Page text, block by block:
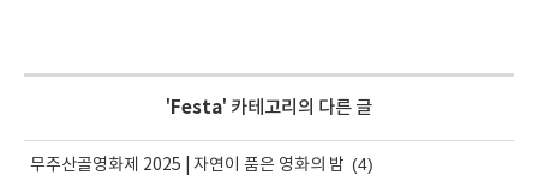
' Festa' 카테고리의 다른 글
무주산골영화제 2025 | 자연이 품은 영화의 밤 (4)